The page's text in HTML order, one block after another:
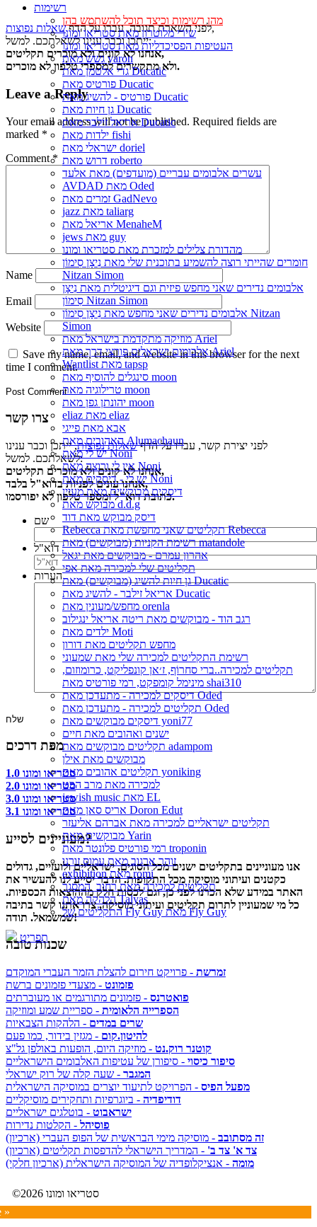
רשימות
מהן רשימות וכיצד תוכל להשתמש בהן
שירי מלוטרון מאת סטריאו ומונו
העטיפות הפסיכדליות מאת סטריאו ומונו
גשש מאת yaron
גדי אלטמן מאת Ducatic
פורטיס מאת Ducatic
פורטיס - להשיג מאת Ducatic
גן חיות מאת Ducatic
אריאל זילבר מאת Ducatic
ילדות מאת fishi
ישראלי מאת doriel
דרוש מאת roberto
עשרים אלבומים עבריים (מועדפים) מאת אלעד
AVDAD מאת Oded
זמרים מאת GadNevo
jazz מאת taliarg
אריאל מאת MenaheM
jews מאת guy
מהדורת צלילים למזכרת מאת סטריאו ומונו
חומרים שהייתי רוצה להשמיע בתוכנית שלי מאת נִיצָן סִימוֹן
Nitzan Simon
אלבומים נדירים שאני מחפש פיזית וגם דיגיטלית מאת נִיצָן
סִימוֹן Nitzan Simon
אלבומים נדירים שאני מחפש מאת נִיצָן סִימוֹן Nitzan
Simon
מוזיקה מתקדמת בישראל מאת Ariel
אלבומים ישראלים פורצי דרך מאת Ariel
Wantlist מאת tapsp
סינגלים להוסיף מאת moon
טרילוגיה מאת moon
יהונתן גפן מאת moon
eliaz מאת eliaz
אבא מאת פייגי
האהובים מאת Alumachaun
יש לי מאת Noni
אין לי ורוצה מאת Noni
יש לי - דיסקים מאת Noni
דיסקים מבוקשים מאת מעיין
מבוקש מאת d.d.g
דיסק מבוקש מאת דוד
Rebecca תקליטים שאני מחפשת מאת Rebecca
רשימת הקניות (מבוקשים) מאת matandole
אהרון עמרם - מבוקשים מאת יגאל
תקליטים שלי למכירה מאת אפי
גן חיות להשיג (מבוקשים) מאת Ducatic
אריאל זילבר - להשיג מאת Ducatic
מחפש/מעונין מאת orenla
רגב הוד - מבוקשים מאת ריטה אריאל ינגילוב
ילדים מאת Moti
מחפש תקליטים מאת דורון
רשימת התקליטים למכירה שלי מאת שמעוני
תקליטים למכירה..ברי סחרוֹף, ז׳אן קונפליקט, כרומוזום,
מינימל קומפקט, רמי פורטיס מאת shai310
דיסקים למכירה - מתעדכן מאת Oded
תקליטים למכירה - מתעדכן מאת Oded
דיסקים מבוקשים מאת yoni77
ישנים ואהובים מאת חיים
תקליטים מבוקשים מאת adampom
מבוקשים מאת אילן
תקליטים אהובים מאת yoniking
למכירה מאת מרב הכט
jewish music מאת EL
אריס סאן מאת Doron Edut
תקליטים ישראליים למכירה מאת אברהם אליעזר
מבוקשים מאת Yarin
רמי פורטיס פלונטר מאת troponin
זוהר ארגוב מאת עמוס זורנו
exhibition מאת romi
תקליטים למכירה מאת רחוב_המסגר
הלהקה מאת Talyas
התקליטים של Fly Guy מאת Fly Guy
תפריט
לפני השארת תגובה, עברו על הדףשאלות נפוצות
,
ייתכן וכבר ענינו לשאלתכם. למשל:
אנחנו לא קונים ולא מוכרים תקליטים,
ולא מתקשרים למספרי טלפון לא מוכרים.
Leave a Reply
Your email address will not be published. Required fields are
marked *
Comment*
Name
Email
Website
Save my name, email, and website in this browser for the next
time I comment.
צרו קשר
לפני יצירת קשר, עברו על הדףשאלות נפוצות, ייתכן וכבר ענינו
לשאלתכם. למשל:
אנחנו לא קונים ולא מוכרים תקליטים,
אנחנו עונים לפניות בדוא"ל בלבד,
כתובת דוא"ל ומספר טלפון לא יפורסמו.
שם
דוא"ל
הערות
מפת דרכים
סטריאו ומונו 1.0
סטריאו ומונו 2.0
סטריאו ומונו 3.0
סטריאו ומונו 3.1
מעוניינים לסייע?
אנו מעוניינים בתקליטים ישנים מכל הסוגים, ישראליים ולועזיים, גדולים
כקטנים ועיתוני מוסיקה מכל התקופות. הדבר יסייע לנו להעשיר את
האתר במידע שלא הכרנו לפני כן, וגם לכסות חלק מההוצאות הכספיות.
כל מי שמעוניין לתרום תקליטים ועיתוני מוסיקה, צרו אתנו קשר בתיבה
שמשמאל. תודה!
שכנות טובה
זמרשת - פרויקט חירום להצלת הזמר העברי המוקדם
פזמונט - מצעדי פזמונים ברשת
פואטרנס - פזמונים מתורגמים או מעוברתים
הספרייה הלאומית - ספריית שמע ומוזיקה
שרים במדים - הלהקות הצבאיות
להיטון.קום - מגזין בידור, כמו פעם
קוטנר רוק.נט - מוזיקה היום, הופעות באולפן גל"צ
סיפור כיסוי - סיפורן של עטיפות האלבומים הישראליים
המגבר - שעה קלה של רוק ישראלי
מפעל הפיס - הפרויקט לתיעוד יוצרים במוסיקה הישראלית
דודיפדיה - ביוגרפיות ותחקירים מוסיקליים
ישראבוט - בוטלגים ישראליים
פוסיהל - הקלטות נדירות
זה מסתובב - מוסיקה מימי הבראשית של הפופ העברי (ארכיון)
צד א' צד ב' - המדריך הישראלי להדפסות תקליטים (ארכיון)
מומה - אנציקלופדיה של המוסיקה הישראלית (ארכיון חלקי)
©2026 סטריאו ומונו
»